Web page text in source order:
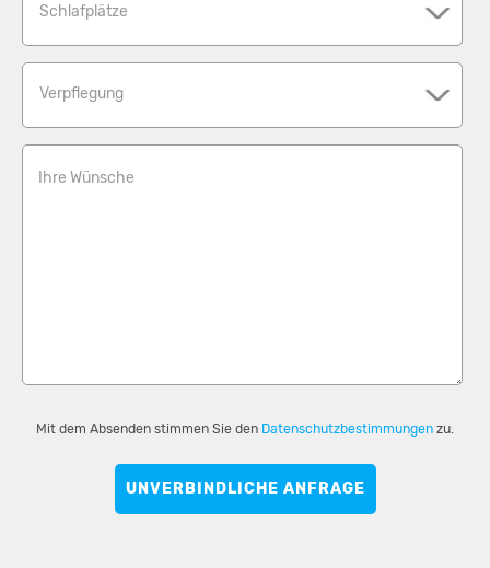
Schlafplätze
Verpflegung
Ihre Wünsche
Mit dem Absenden stimmen Sie den Datenschutzbestimmungen zu.
UNVERBINDLICHE ANFRAGE